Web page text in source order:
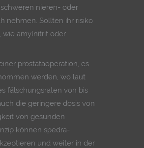
nieren- oder
nehmen. Sollten ihr risiko
wie amylnitrit oder
prostataoperation, es
werden, wo laut
fälschungsraten von bis
die geringere dosis von
von gesunden
können spedra-
und weiter in der